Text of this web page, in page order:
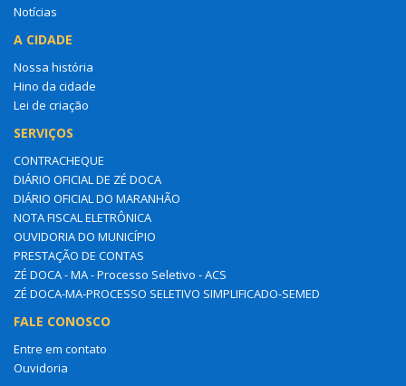
Notícias
A CIDADE
Nossa história
Hino da cidade
Lei de criação
SERVIÇOS
CONTRACHEQUE
DIÁRIO OFICIAL DE ZÉ DOCA
DIÁRIO OFICIAL DO MARANHÃO
NOTA FISCAL ELETRÔNICA
OUVIDORIA DO MUNICÍPIO
PRESTAÇÃO DE CONTAS
ZÉ DOCA - MA - Processo Seletivo - ACS
ZÉ DOCA-MA-PROCESSO SELETIVO SIMPLIFICADO-SEMED
FALE CONOSCO
Entre em contato
Ouvidoria